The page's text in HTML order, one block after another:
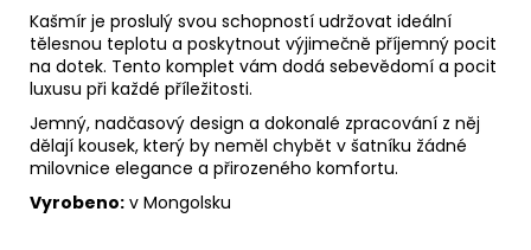
Kašmír je proslulý svou schopností udržovat ideální
tělesnou teplotu a poskytnout výjimečně příjemný pocit
na dotek. Tento komplet vám dodá sebevědomí a pocit
luxusu při každé příležitosti.
Jemný, nadčasový design a dokonalé zpracování z něj
dělají kousek, který by neměl chybět v šatníku žádné
milovnice elegance a přirozeného komfortu.
Vyrobeno: v Mongolsku